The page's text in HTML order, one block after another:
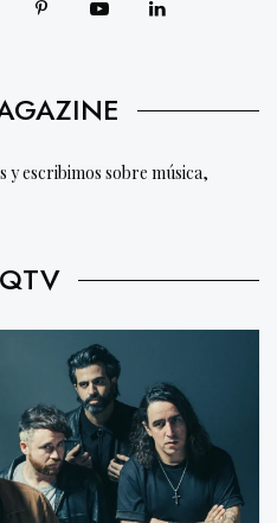
y escribimos sobre música,